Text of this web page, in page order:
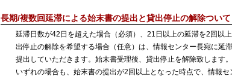
長期/複数回延滞による始末書の提出と貸出停止の解除ついて
延滞日数が42日を超えた場合（必須）、21日以上の延滞を2回以
出停止の解除を希望する場合（任意）は、情報センター長宛に延
提出していただきます。始末書受理後、貸出停止を解除致します。
いずれの場合も、始末書の提出が2回以上となった時点で、情報セ